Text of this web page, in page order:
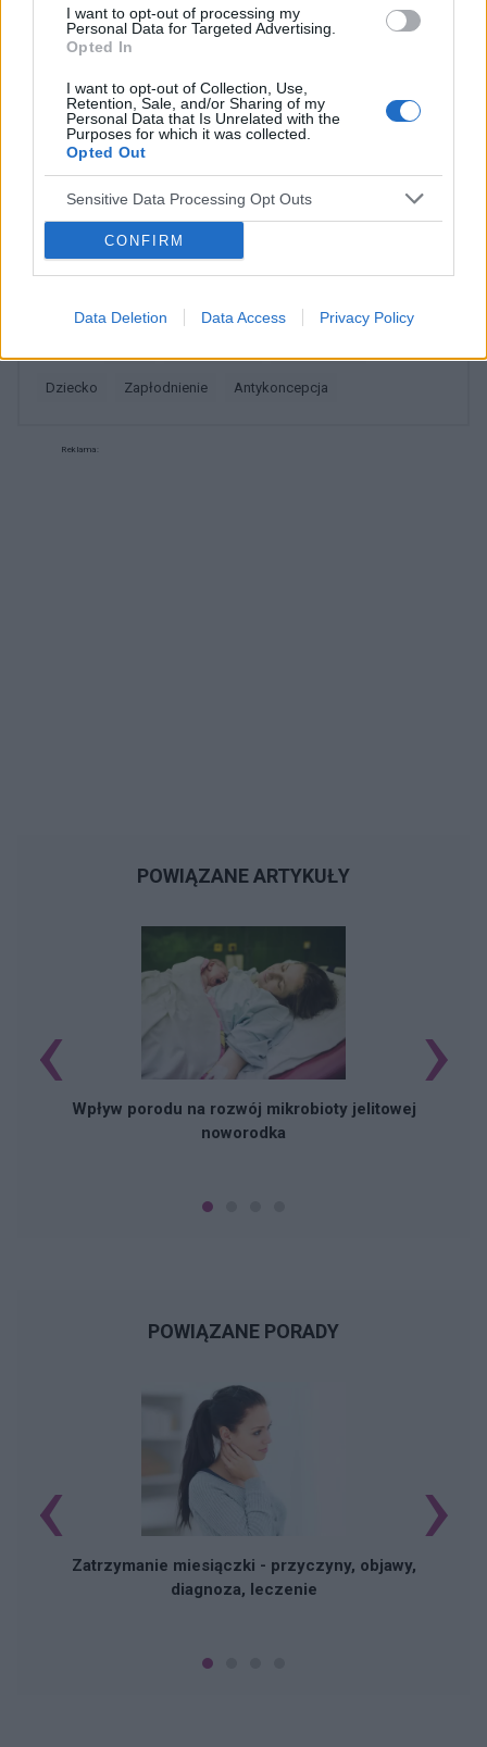
I want to opt-out of processing my
Personal Data for Targeted Advertising.
Opted In
I want to opt-out of Collection, Use,
Retention, Sale, and/or Sharing of my
Personal Data that Is Unrelated with the
Purposes for which it was collected.
Opted Out
Sensitive Data Processing Opt Outs
CONFIRM
Data Deletion Data Access Privacy Policy
bezpieczna od ciąży? Czy może wymagane jest
w tym przypadku ponowne przyjęcie tabletki
Czy ten test pokazuje pozytywny?
Kupiłam dwa testy wczoraj robiłam z action
wyszła bardzo blada kreska dzisiaj kupiłam
płytkowy ten który podsyłam.Czy ten test jest
pozytywny czy to kreska parowa
Forum:Ciąża - czy to możliwe? Wszystko o...
POWIĄZANE
dziecko zapłodnienie antykoncepcja
Reklama:
POWIĄZANE ARTYKUŁY
Wpływ porodu na rozwój mikrobioty jelitowej
noworodka
‹ ›
POWIĄZANE PORADY
Zatrzymanie miesiączki - przyczyny, objawy,
diagnoza, leczenie
‹ ›